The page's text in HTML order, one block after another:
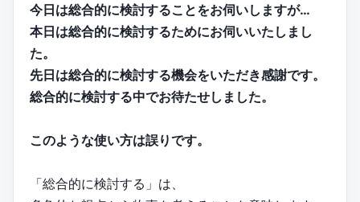
今日は総合的に検討することをお伺いしますが…
本日は総合的に検討するためにお伺いいたしまし
た。
先日は総合的に検討する機会をいただき感謝です。
総合的に検討する中でお待たせしました。
このような使い方は誤りです。
「総合的に検討する」は、